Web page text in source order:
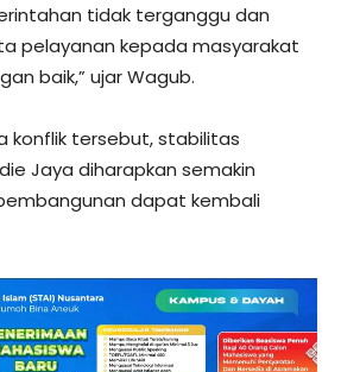
tidak terganggu dan
pelayanan kepada masyarakat
baik,” ujar Wagub.
konflik tersebut, stabilitas
Jaya diharapkan semakin
dapat kembali